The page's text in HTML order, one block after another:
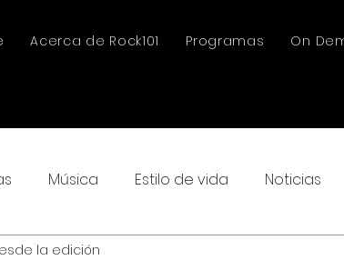
Acerca de Rock101 Programas On
Música Estilo de vida Noticias
la edición